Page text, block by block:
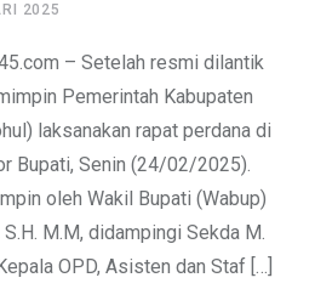
2025
– Setelah resmi dilantik
Pemerintah Kabupaten
laksanakan rapat perdana di
Bupati, Senin (24/02/2025).
oleh Wakil Bupati (Wabup)
M.M, didampingi Sekda M.
OPD, Asisten dan Staf […]